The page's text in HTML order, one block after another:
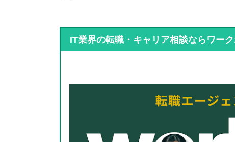
IT業界の転職・キャリア相談ならワー